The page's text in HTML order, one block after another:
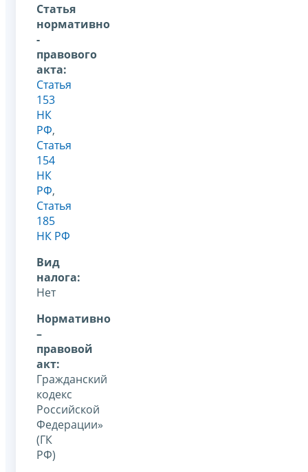
Статья
нормативно
-
правового
акта:
Статья
153
НК
РФ,
Статья
154
НК
РФ,
Статья
185
НК РФ
Вид
налога:
Нет
Нормативно
–
правовой
акт:
Гражданский
кодекс
Российской
Федерации»
(ГК
РФ)